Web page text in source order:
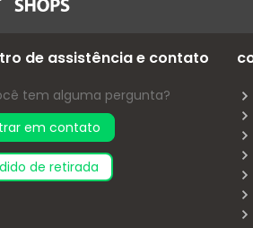
de assistência e contato
tem alguma pergunta?
em contato
de retirada